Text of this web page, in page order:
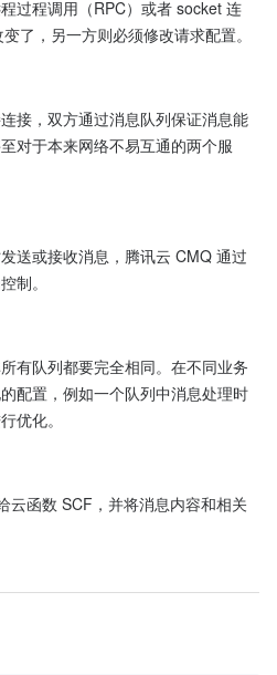
过程调用（RPC）或者 socket 连
了，另一方则必须修改请求配置。
接，双方通过消息队列保证消息能
对于本来网络不易互通的两个服
送或接收消息，腾讯云 CMQ 通过
制。
有队列都要完全相同。在不同业务
配置，例如一个队列中消息处理时
优化。
云函数 SCF，并将消息内容和相关